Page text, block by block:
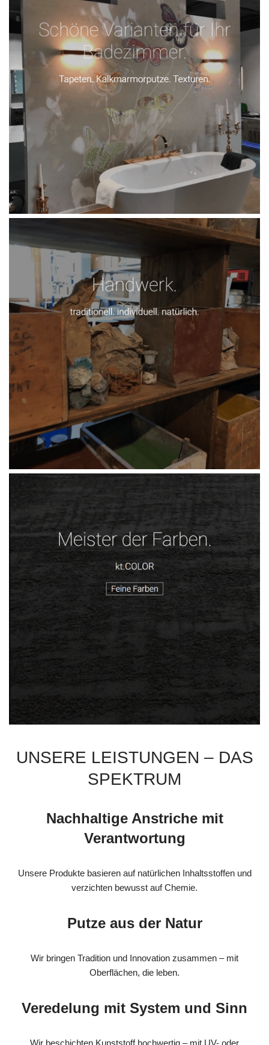
UNSERE LEISTUNGEN – DAS
SPEKTRUM
Nachhaltige Anstriche mit
Verantwortung
Unsere Produkte basieren auf natürlichen Inhaltsstoffen und
verzichten bewusst auf Chemie.
Putze aus der Natur
Wir bringen Tradition und Innovation zusammen – mit
Oberflächen, die leben.
Veredelung mit System und Sinn